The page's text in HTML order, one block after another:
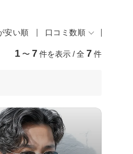
安い順 口コミ数順
1 〜 7 件を表示 / 全 7 件